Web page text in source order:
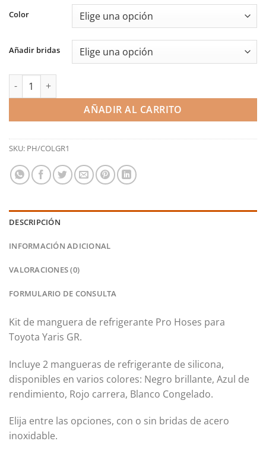
precios:
desde
181,44€
hasta
194,75€
Color
Añadir bridas
Manguitos del sistema refrigerante - Toyota Yaris GR (Airtec)
AÑADIR AL CARRITO
SKU: PH/COLGR1
DESCRIPCIÓN
INFORMACIÓN ADICIONAL
VALORACIONES (0)
FORMULARIO DE CONSULTA
Kit de manguera de refrigerante Pro Hoses para
Toyota Yaris GR.
Incluye 2 mangueras de refrigerante de silicona,
disponibles en varios colores: Negro brillante, Azul de
rendimiento, Rojo carrera, Blanco Congelado.
Elija entre las opciones, con o sin bridas de acero
inoxidable.